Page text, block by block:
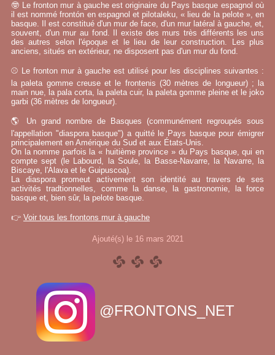
🤓 Le fronton mur à gauche est originaire du Pays basque espagnol où
il est nommé frontón en espagnol et pilotaleku, « lieu de la pelote », en
basque. Il est constitué d'un mur de face, d'un mur latéral à gauche, et,
souvent, d'un mur au fond. Il existe des murs très différents les uns
des autres selon l'époque et le lieu de leur construction. Les plus
anciens, situés en extérieur, ne disposent pas d'un mur du fond.
⚾ Le fronton mur à gauche est utilisé pour les disciplines suivantes :
la paleta gomme creuse et le frontenis (30 mètres de longueur) ; la
main nue, la pala corta, la paleta cuir, la paleta gomme pleine et le joko
garbi (36 mètres de longueur).
🌎 Un grand nombre de Basques (communément regroupés sous
l'appellation "diaspora basque") a quitté le Pays basque pour émigrer
principalement en Amérique du Sud et aux États-Unis.
On la nomme parfois la « huitième province » du Pays basque, qui en
compte sept (le Labourd, la Soule, la Basse-Navarre, la Navarre, la
Biscaye, l'Alava et le Guipuscoa).
La diaspora promeut activement son identité au travers de ses
activités tradtionnelles, comme la danse, la gastronomie, la force
basque et, bien sûr, la pelote basque.
👉 Voir tous les frontons mur à gauche
Ajouté(s) le 16 mars 2021
@FRONTONS_NET